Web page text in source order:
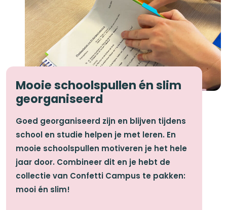
Mooie schoolspullen én slim
georganiseerd
Goed georganiseerd zijn en blijven tijdens
school en studie helpen je met leren. En
mooie schoolspullen motiveren je het hele
jaar door. Combineer dit en je hebt de
collectie van Confetti Campus te pakken:
mooi én slim!